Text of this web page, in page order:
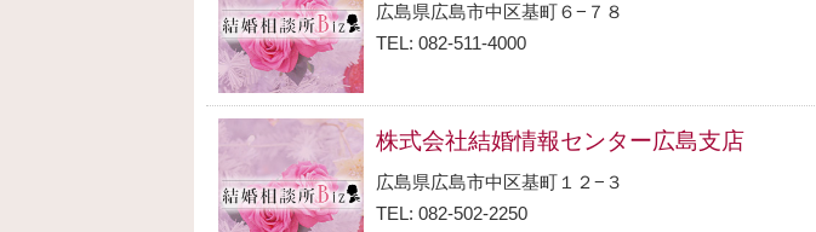
広島県広島市中区基町６−７８
TEL: 082-511-4000
株式会社結婚情報センター広島支店
広島県広島市中区基町１２−３
TEL: 082-502-2250